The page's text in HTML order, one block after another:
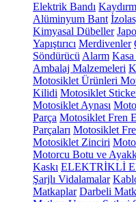
Elektrik Bandı
Alüminyum Bant
Kimyasal Dübeller
Yapıştırıcı Merdivenler
Söndürücü Alarm
Ambalaj Malzemeleri
Motosiklet Ürünleri
Kilidi Motosiklet
Motosiklet Aynası
Parça Motosiklet Fren
Parçaları Motosiklet
Motosiklet Zinciri
Motorcu Botu ve
Kaskı ELEKTRİKLİ
Şarjlı Vidalamalar
Matkaplar Darbeli